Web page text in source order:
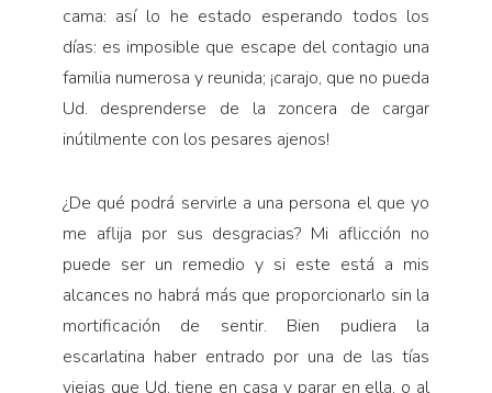
cama: así lo he estado esperando todos los
días: es imposi­ble que escape del contagio una
familia numerosa y reunida; ¡carajo, que no pueda
Ud. desprenderse de la zoncera de cargar
inútilmente con los pesares ajenos!
¿De qué podrá servirle a una persona el que yo
me aflija por sus desgracias? Mi aflicción no
puede ser un remedio y si este está a mis
alcances no habrá más que proporcionarlo sin la
mortificación de sentir. Bien pudiera la
escarlatina haber entrado por una de las tías
viejas que Ud. tiene en casa y parar en ella, o al